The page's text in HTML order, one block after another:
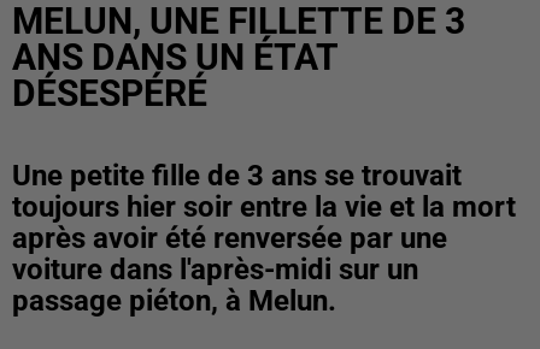
MELUN, UNE FILLETTE DE 3
ANS DANS UN ÉTAT
DÉSESPÉRÉ
Une petite fille de 3 ans se trouvait
toujours hier soir entre la vie et la mort
après avoir été renversée par une
voiture dans l'après-midi sur un
passage piéton, à Melun.